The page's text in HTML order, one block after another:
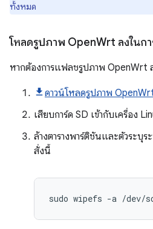
ทั้งหมด
โหลดรูปภาพ OpenWrt ลงในก
หากต้องการแฟลชรูปภาพ OpenWrt
ดาวน์โหลดรูปภาพ
เสียบการ์ด SD เข้ากับเครื่อง
ล้างตารางพาร์ติชันและตัวระบุ
สั่งนี้
sudo wipefs -a